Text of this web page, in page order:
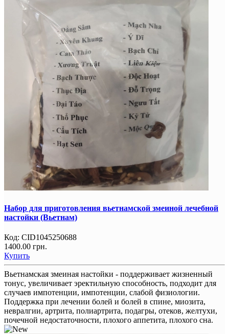
Набор для приготовления вьетнамской змеиной лечебной
настойки (Вьетнам)
Код: CID1045250688
1400.00 грн.
Купить
Вьетнамская змеиная настойки - поддерживает жизненный
тонус, увеличивает эректильную способность, подходит для
случаев импотенции, импотенции, слабой физиологии.
Поддержка при лечении болей и болей в спине, миозита,
невралгии, артрита, полиартрита, подагры, отеков, желтухи,
почечной недостаточности, плохого аппетита, плохого сна.